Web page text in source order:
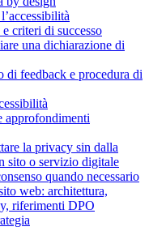
criteri di successo
una dichiarazione di
di feedback e procedura di
approfondimenti
la privacy sin dalla
sito o servizio digitale
quando necessario
web: architettura,
riferimenti DPO